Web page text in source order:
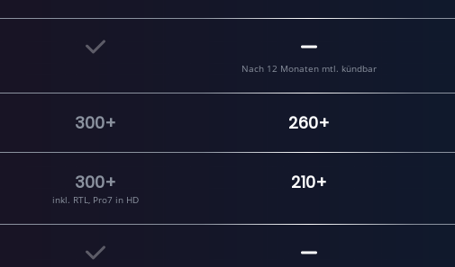
Nach 12 Monaten mtl. kündbar
300+ 260+
300+
inkl. RTL, Pro7 in HD
210+